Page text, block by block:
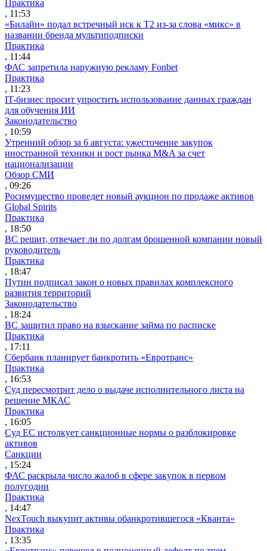
Практика
, 11:53
«Билайн» подал встречный иск к Т2 из-за слова «микс» в
названии бренда мультиподписки
Практика
, 11:44
ФАС запретила наружную рекламу Fonbet
Практика
, 11:23
IT-бизнес просит упростить использование данных граждан
для обучения ИИ
Законодательство
, 10:59
Утренний обзор за 6 августа: ужесточение закупок
иностранной техники и рост рынка M&A за счет
национализации
Обзор СМИ
, 09:26
Росимущество проведет новый аукцион по продаже активов
Global Spirits
Практика
, 18:50
ВС решит, отвечает ли по долгам брошенной компании новый
руководитель
Практика
, 18:47
Путин подписал закон о новых правилах комплексного
развития территорий
Законодательство
, 18:24
ВС защитил право на взыскание займа по расписке
Практика
, 17:11
Сбербанк планирует банкротить «Евротранс»
Практика
, 16:53
Суд пересмотрит дело о выдаче исполнительного листа на
решение МКАС
Практика
, 16:05
Суд ЕС истолкует санкционные нормы о разблокировке
активов
Санкции
, 15:24
ФАС раскрыла число жалоб в сфере закупок в первом
полугодии
Практика
, 14:47
NexTouch выкупит активы обанкротившегося «Кванта»
Практика
, 13:35